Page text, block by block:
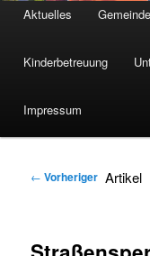
Zum
primären
Inhalt
Zum
sekundären
Inhalt
Aktuelles Gemeinde
Kinderbetreuung
Impressum
Artikel
← Vorheriger